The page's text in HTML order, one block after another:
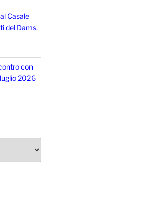
Casale
del Dams,
con
2026